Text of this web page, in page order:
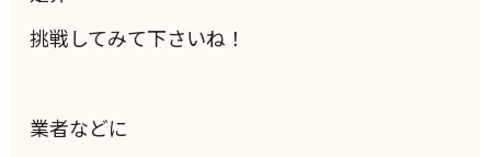
挑戦してみて下さいね！
業者などに